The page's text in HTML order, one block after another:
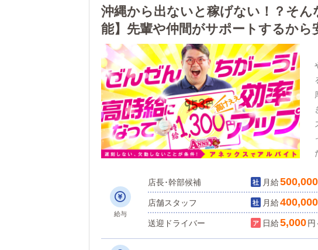
沖縄から出ないと稼げない！？そ
能】先輩や仲間がサポートするか
です！挑戦が収入に直結する環境
給与
店長･幹部候補 月給500,000
店舗スタッフ 月給400,000
送迎ドライバー 日給5,000円